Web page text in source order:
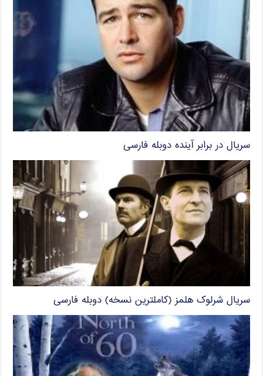
سریال در برابر آینده دوبله فارسی
سریال شرلوک هلمز (کاملترین نسخه) دوبله فارسی